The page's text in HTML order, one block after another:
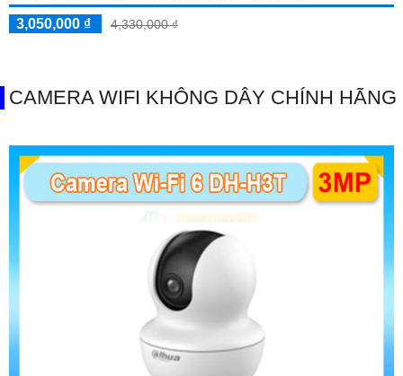
3,050,000 ₫ 4,330,000 ₫
CAMERA WIFI KHÔNG DÂY CHÍNH HÃNG